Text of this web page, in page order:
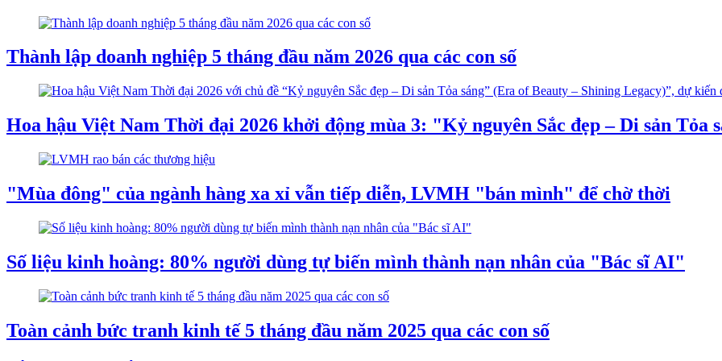
Thành lập doanh nghiệp 5 tháng đầu năm 2026 qua các con số
Hoa hậu Việt Nam Thời đại 2026 khởi động mùa 3: "Kỷ nguyên Sắc đẹp – Di sản Tỏa
"Mùa đông" của ngành hàng xa xỉ vẫn tiếp diễn, LVMH "bán mình" để chờ thời
Số liệu kinh hoàng: 80% người dùng tự biến mình thành nạn nhân của "Bác sĩ AI"
Toàn cảnh bức tranh kinh tế 5 tháng đầu năm 2025 qua các con số